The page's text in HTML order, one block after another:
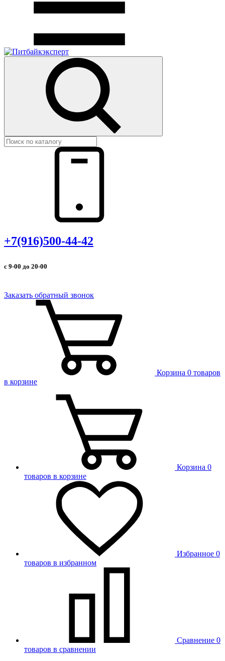
+7(916)500-44-42
с 9-00 до 20-00
Заказать обратный звонок
Корзина 0 товаров
в корзине
Корзина 0
товаров в корзине
Избранное 0
товаров в избранном
Сравнение 0
товаров в сравнении